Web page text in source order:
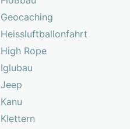
Geocaching
Heissluftballonfahrt
High Rope
Iglubau
Jeep
Kanu
Klettern